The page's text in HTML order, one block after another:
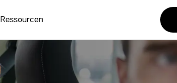
Ressourcen